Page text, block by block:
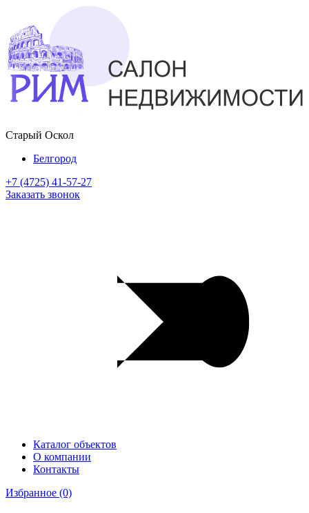
Старый Оскол
Белгород
+7 (4725) 41-57-27
Заказать звонок
Каталог объектов
О компании
Контакты
Избранное (0)